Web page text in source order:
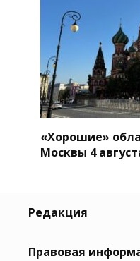
«Хорошие»
Москвы 4
Редакция
Правовая